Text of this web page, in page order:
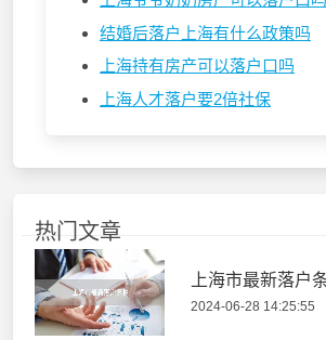
结婚后落户上海有什么政策吗
上海持有房产可以落户口吗
上海人才落户要2倍社保
热门文章
上海市最新落户
2024-06-28 14:25:55